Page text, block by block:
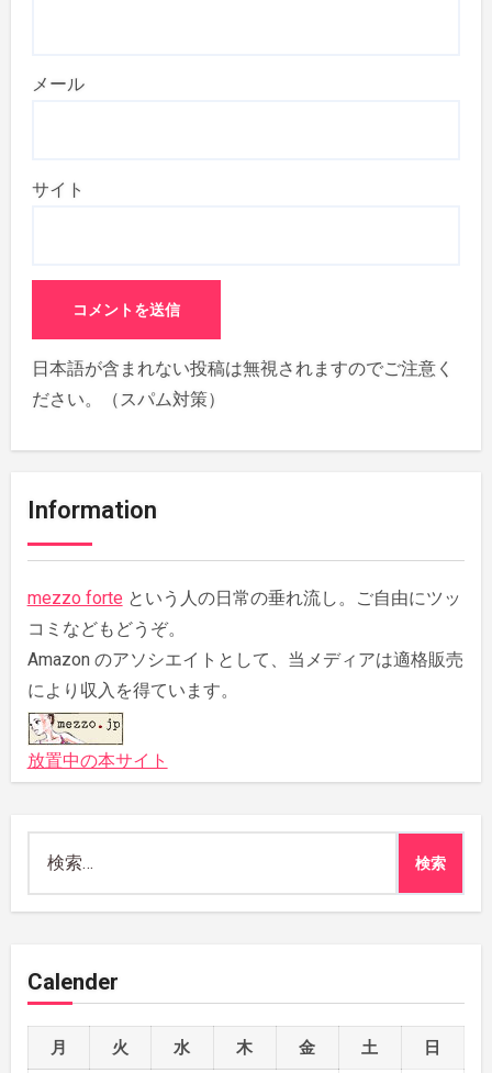
メール
サイト
日本語が含まれない投稿は無視されますのでご注意く
ださい。（スパム対策）
Information
mezzo forte という人の日常の垂れ流し。ご自由にツッ
コミなどもどうぞ。
Amazon のアソシエイトとして、当メディアは適格販売
により収入を得ています。
放置中の本サイト
Calender
月 火 水 木 金 土
日